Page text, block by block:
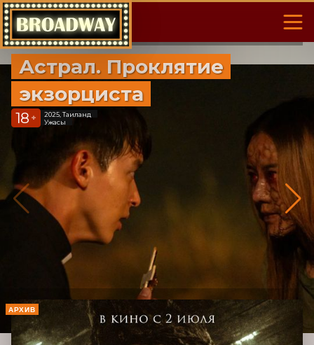
Астрал. Проклятие
экзорциста
18 +
2025, Таиланд
Ужасы
АРХИВ